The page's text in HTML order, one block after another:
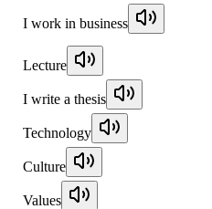
I work in business
Lecture
I write a thesis
Technology
Culture
Values